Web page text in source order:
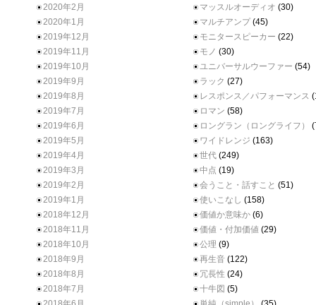
2020年2月
2020年1月
2019年12月
2019年11月
2019年10月
2019年9月
2019年8月
2019年7月
2019年6月
2019年5月
2019年4月
2019年3月
2019年2月
2019年1月
2018年12月
2018年11月
2018年10月
2018年9月
2018年8月
2018年7月
マッスルオーディオ (30)
マルチアンプ (45)
モニタースピーカー (22)
モノ (30)
ユニバーサルウーファー (54)
ラック (27)
レスポンス／パフォーマンス
ロマン (58)
ロングラン（ロングライフ）
ワイドレンジ (163)
世代 (249)
中点 (19)
会うこと・話すこと (51)
使いこなし (158)
価値か意味か (6)
価値・付加価値 (29)
公理 (9)
再生音 (122)
冗長性 (24)
十牛図 (5)